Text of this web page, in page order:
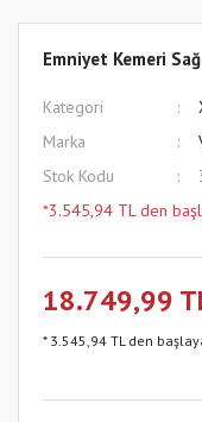
Emniyet Kemeri
Kategori
Marka
Stok Kodu
*3.545,94 TL den
18.749,99
* 3.545,94 TL den